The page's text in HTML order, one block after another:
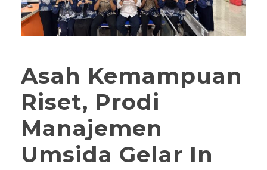
Asah Kemampuan
Riset, Prodi
Manajemen
Umsida Gelar In